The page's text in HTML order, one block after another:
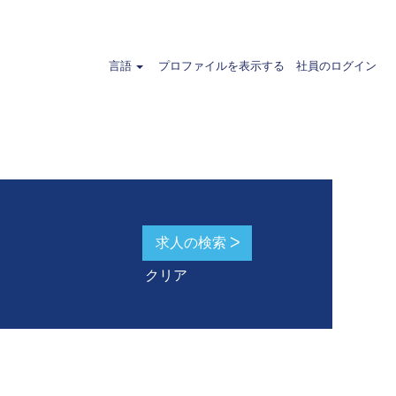
言語 プロファイルを表示する 社員のログイン
クリア